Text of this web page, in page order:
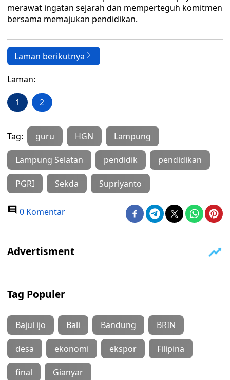
merawat ingatan sejarah dan memperteguh komitmen
bersama memajukan pendidikan.
Laman berikutnya
Laman:
1 2
Tag: guru HGN Lampung
Lampung Selatan pendidik pendidikan
PGRI Sekda Supriyanto
0 Komentar
Tag Populer
Bajul ijo Bali Bandung BRIN
desa ekonomi ekspor Filipina
final Gianyar